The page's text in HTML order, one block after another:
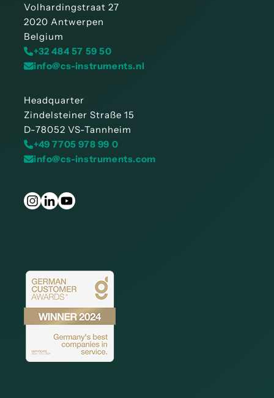
Volhardingstraat 27
2020 Antwerpen
Belgium
+32 484 57 59 50
info@cs-instruments.nl
Headquarter
Zindelsteiner Straße 15
D-78052 VS-Tannheim
+49 7705 978 99 0
info@cs-instruments.com